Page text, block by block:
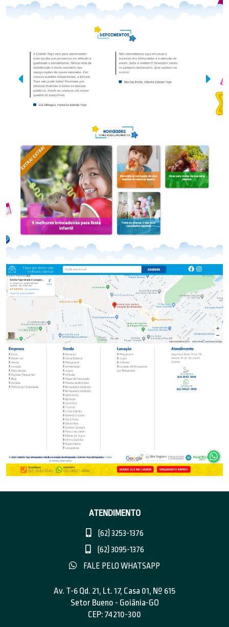
ATENDIMENTO
(62) 3253-1376
(62) 3095-1376
FALE PELO WHATSAPP
Av. T-6 Qd. 21, Lt. 17, Casa 01, Nº 615
Setor Bueno - Goiânia-GO
CEP: 74210-300